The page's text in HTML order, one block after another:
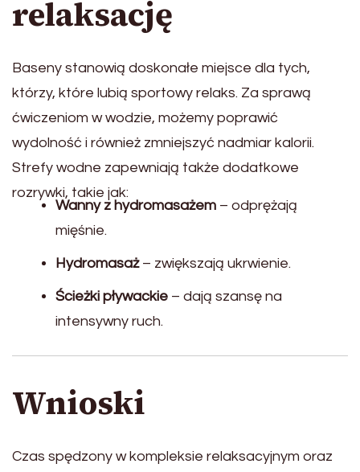
relaksację
Baseny stanowią doskonałe miejsce dla tych,
którzy, które lubią sportowy relaks. Za sprawą
ćwiczeniom w wodzie, możemy poprawić
wydolność i również zmniejszyć nadmiar kalorii.
Strefy wodne zapewniają także dodatkowe
rozrywki, takie jak:
Wanny z hydromasażem – odprężają
mięśnie.
Hydromasaż– zwiększają ukrwienie.
Ścieżki pływackie – dają szansę na
intensywny ruch.
Wnioski
Czas spędzony w kompleksie relaksacyjnym oraz